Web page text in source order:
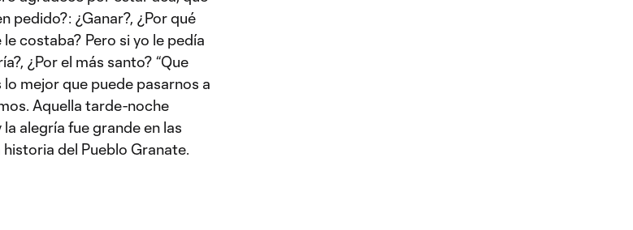
pedido?: ¿Ganar?, ¿Por qué
costaba? Pero si yo le pedía
¿Por el más santo? “Que
mejor que puede pasarnos a
Aquella tarde-noche
alegría fue grande en las
historia del Pueblo Granate.